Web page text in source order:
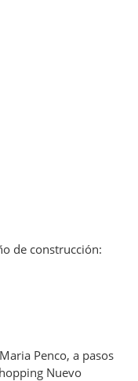
de construcción:
Penco, a pasos
Nuevo